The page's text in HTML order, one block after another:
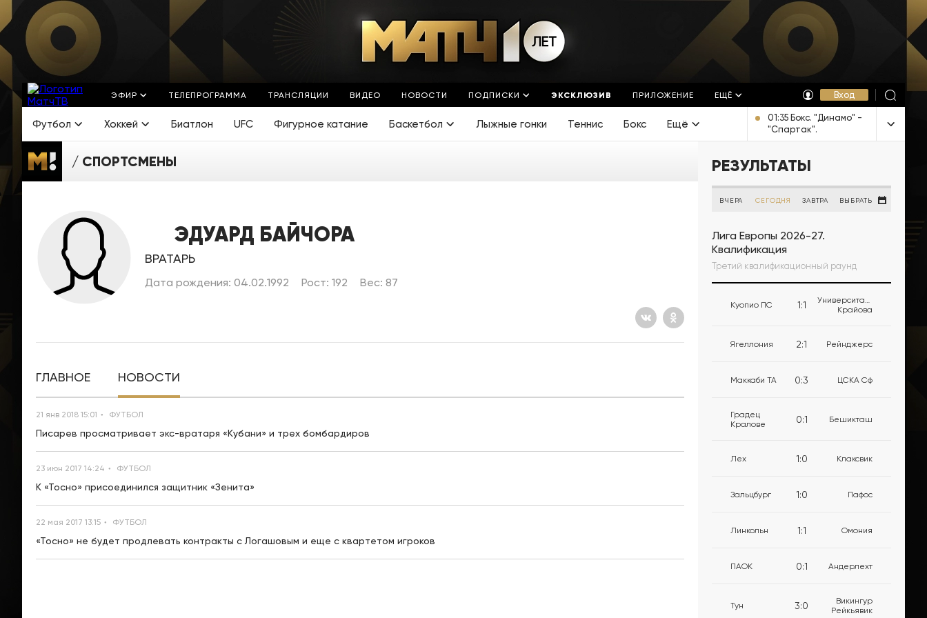
ЭФИР ТЕЛЕПРОГРАММА ТРАНСЛЯЦИИ ВИДЕО НОВОСТИ ПОДПИСКИ ЭКСКЛЮЗИВ ПРИЛОЖЕНИЕ ЕЩЁ Вход
Футбол Хоккей Биатлон UFC Фигурное катание Баскетбол Лыжные гонки Теннис Бокс Ещё
01:35 Бокс. "Динамо" -
"Спартак".
Трансляция из
СПОРТСМЕНЫ
ЭДУАРД БАЙЧОРА
ВРАТАРЬ
Дата рождения: 04.02.1992 Рост: 192 Вес: 87
ГЛАВНОЕ НОВОСТИ
21 янв 2018 15:01 ФУТБОЛ
Писарев просматривает экс-вратаря «Кубани» и трех бомбардиров
23 июн 2017 14:24 ФУТБОЛ
К «Тосно» присоединился защитник «Зенита»
22 мая 2017 13:15 ФУТБОЛ
«Тосно» не будет продлевать контракты с Логашовым и еще с квартетом игроков
РЕЗУЛЬТАТЫ
ВЧЕРА СЕГОДНЯ ЗАВТРА ВЫБРАТЬ
Лига Европы 2026-27.
Квалификация
Третий квалификационный раунд
Куопио ПС 1:1
Университатя
Крайова
Ягеллония 2:1 Рейнджерс
Маккаби ТА 0:3 ЦСКА Сф
Градец
Кралове
0:1 Бешикташ
Лех 1:0 Клаксвик
Зальцбург 1:0 Пафос
Линкольн 1:1 Омония
ПАОК 0:1 Андерлехт
Тун 3:0
Викингур
Рейкьявик